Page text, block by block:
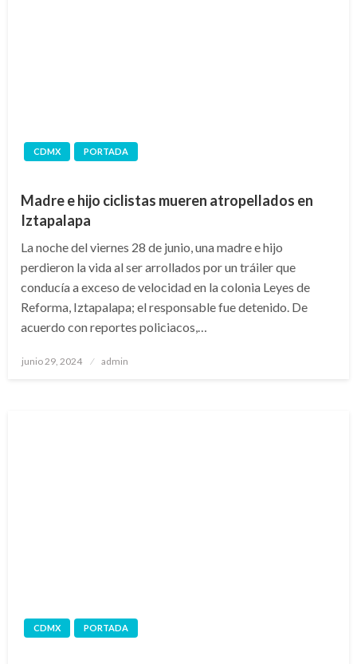
CDMX PORTADA
Madre e hijo ciclistas mueren atropellados en
Iztapalapa
La noche del viernes 28 de junio, una madre e hijo
perdieron la vida al ser arrollados por un tráiler que
conducía a exceso de velocidad en la colonia Leyes de
Reforma, Iztapalapa; el responsable fue detenido. De
acuerdo con reportes policiacos,…
Publicado
junio 29, 2024 admin
CDMX PORTADA